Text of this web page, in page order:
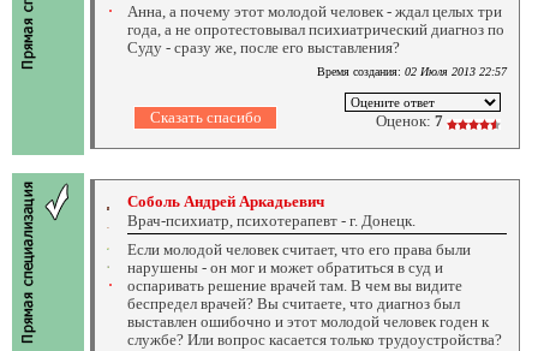
Анна, а почему этот молодой человек - ждал целых три
года, а не опротестовывал психиатрический диагноз по
Суду - сразу же, после его выставления?
Время создания: 02 Июля 2013 22:57
Оценок: 7
Соболь Андрей Аркадьевич
Врач-психиатр, психотерапевт - г. Донецк.
Если молодой человек считает, что его права были
нарушены - он мог и может обратиться в суд и
оспаривать решение врачей там. В чем вы видите
беспредел врачей? Вы считаете, что диагноз был
выставлен ошибочно и этот молодой человек годен к
службе? Или вопрос касается только трудоустройства?